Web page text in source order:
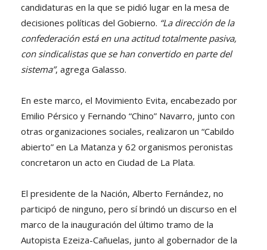
candidaturas en la que se pidió lugar en la mesa de
decisiones políticas del Gobierno. “La dirección de la
confederación está en una actitud totalmente pasiva,
con sindicalistas que se han convertido en parte del
sistema”, agrega Galasso.
En este marco, el Movimiento Evita, encabezado por
Emilio Pérsico y Fernando “Chino” Navarro, junto con
otras organizaciones sociales, realizaron un “Cabildo
abierto” en La Matanza y 62 organismos peronistas
concretaron un acto en Ciudad de La Plata.
El presidente de la Nación, Alberto Fernández, no
participó de ninguno, pero sí brindó un discurso en el
marco de la inauguración del último tramo de la
Autopista Ezeiza-Cañuelas, junto al gobernador de la